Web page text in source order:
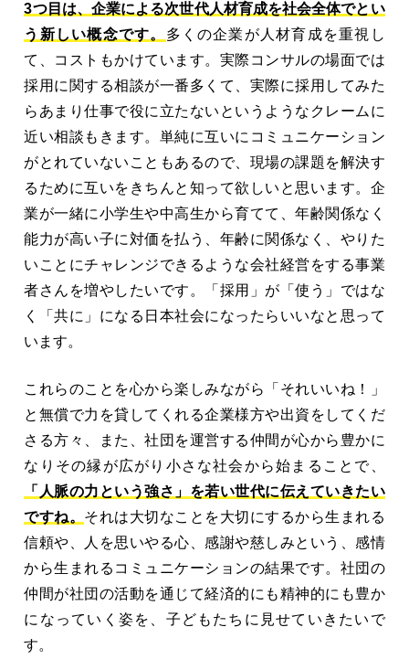
3つ目は、企業による次世代人材育成を社会全体でとい
う新しい概念です。 多くの企業が人材育成を重視し
て、コストもかけています。実際コンサルの場面では
採用に関する相談が一番多くて、実際に採用してみた
らあまり仕事で役に立たないというようなクレームに
近い相談もきます。単純に互いにコミュニケーション
がとれていないこともあるので、現場の課題を解決す
るために互いをきちんと知って欲しいと思います。企
業が一緒に小学生や中高生から育てて、年齢関係なく
能力が高い子に対価を払う、年齢に関係なく、やりた
いことにチャレンジできるような会社経営をする事業
者さんを増やしたいです。「採用」が「使う」ではな
く「共に」になる日本社会になったらいいなと思って
います。
これらのことを心から楽しみながら「それいいね！」
と無償で力を貸してくれる企業様方や出資をしてくだ
さる方々、また、社団を運営する仲間が心から豊かに
なりその縁が広がり小さな社会から始まることで、
「人脈の力という強さ」を若い世代に伝えていきたい
ですね。 それは大切なことを大切にするから生まれる
信頼や、人を思いやる心、感謝や慈しみという、感情
から生まれるコミュニケーションの結果です。社団の
仲間が社団の活動を通じて経済的にも精神的にも豊か
になっていく姿を、子どもたちに見せていきたいで
す。